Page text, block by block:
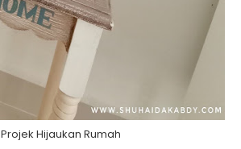
Projek Hijaukan Rumah